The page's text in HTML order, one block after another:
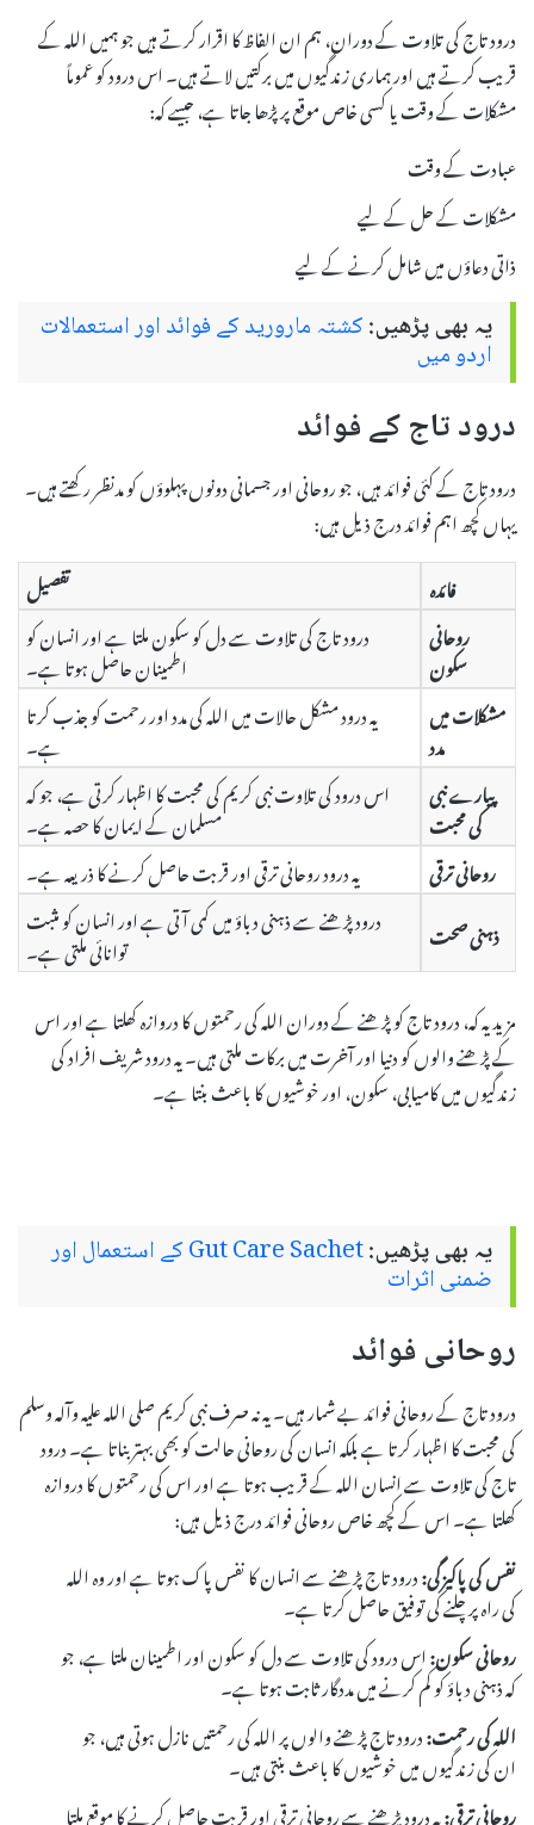
درود تاج کی تلاوت کے دوران، ہم ان الفاظ کا اقرار کرتے ہیں جو ہمیں اللہ کے
قریب کرتے ہیں اور ہماری زندگیوں میں برکتیں لاتے ہیں۔ اس درود کو عموماً
مشکلات کے وقت یا کسی خاص موقع پر پڑھا جاتا ہے، جیسے کہ:
عبادت کے وقت
مشکلات کے حل کے لیے
ذاتی دعاؤں میں شامل کرنے کے لیے
یہ بھی پڑھیں:کشتہ مارورید کے فوائد اور استعمالات
اردو میں
درود تاج کے فوائد
درود تاج کے کئی فوائد ہیں، جو روحانی اور جسمانی دونوں پہلوؤں کو مدنظر رکھتے ہیں۔
یہاں کچھ اہم فوائد درج ذیل ہیں:
فائدہ
تفصیل
روحانی
سکون
درود تاج کی تلاوت سے دل کو سکون ملتا ہے اور انسان کو
اطمینان حاصل ہوتا ہے۔
مشکلات میں
مدد
یہ درود مشکل حالات میں اللہ کی مدد اور رحمت کو جذب کرتا
ہے۔
پیارے نبی
کی محبت
اس درود کی تلاوت نبی کریم کی محبت کا اظہار کرتی ہے، جو کہ
مسلمان کے ایمان کا حصہ ہے۔
روحانی ترقی
یہ درود روحانی ترقی اور قربت حاصل کرنے کا ذریعہ ہے۔
ذہنی صحت
درود پڑھنے سے ذہنی دباؤ میں کمی آتی ہے اور انسان کو مثبت
توانائی ملتی ہے۔
مزید یہ کہ، درود تاج کو پڑھنے کے دوران اللہ کی رحمتوں کا دروازہ کھلتا ہے اور اس
کے پڑھنے والوں کو دنیا اور آخرت میں برکات ملتی ہیں۔ یہ درود شریف افراد کی
زندگیوں میں کامیابی، سکون، اور خوشیوں کا باعث بنتا ہے۔
یہ بھی پڑھیں: Gut Care Sachet کے استعمال اور
ضمنی اثرات
روحانی فوائد
درود تاج کے روحانی فوائد بے شمار ہیں۔ یہ نہ صرف نبی کریم صلی اللہ علیہ وآلہ وسلم
کی محبت کا اظہار کرتا ہے بلکہ انسان کی روحانی حالت کو بھی بہتر بناتا ہے۔ درود
تاج کی تلاوت سے انسان اللہ کے قریب ہوتا ہے اور اس کی رحمتوں کا دروازہ
کھلتا ہے۔ اس کے کچھ خاص روحانی فوائد درج ذیل ہیں:
نفس کی پاکیزگی:درود تاج پڑھنے سے انسان کا نفس پاک ہوتا ہے اور وہ اللہ
کی راہ پر چلنے کی توفیق حاصل کرتا ہے۔
روحانی سکون:اس درود کی تلاوت سے دل کو سکون اور اطمینان ملتا ہے، جو
کہ ذہنی دباؤ کو کم کرنے میں مددگار ثابت ہوتا ہے۔
اللہ کی رحمت:درود تاج پڑھنے والوں پر اللہ کی رحمتیں نازل ہوتی ہیں، جو
ان کی زندگیوں میں خوشیوں کا باعث بنتی ہیں۔
روحانی ترقی:یہ درود پڑھنے سے روحانی ترقی اور قربت حاصل کرنے کا موقع ملتا